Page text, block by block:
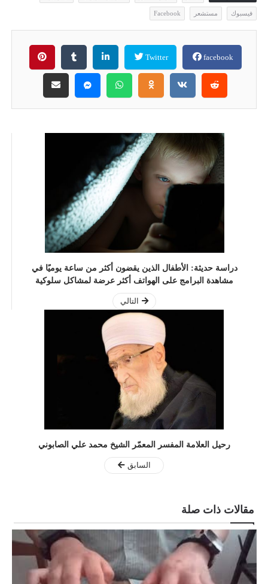
فيسبوك مستشعر Facebook
facebook
Twitter
دراسة حديثة: الأطفال الذين يقضون أكثر من ساعة يوميًا في
مشاهدة البرامج على الهواتف أكثر عرضة لمشاكل سلوكية
التالي
رحيل العلامة المفسر المعمّر الشيخ محمد علي الصابوني
السابق
مقالات ذات صلة